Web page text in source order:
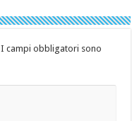
I campi obbligatori sono